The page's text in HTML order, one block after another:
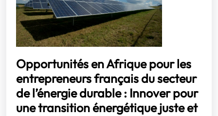
Opportunités en Afrique pour les
entrepreneurs français du secteur
de l’énergie durable : Innover pour
une transition énergétique juste et